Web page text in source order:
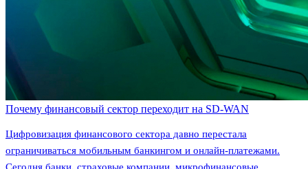
Почему финансовый сектор переходит на SD-WAN
Цифровизация финансового сектора давно перестала
ограничиваться мобильным банкингом и онлайн-платежами.